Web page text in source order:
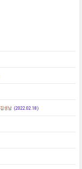
김성남 (2022.02.18)